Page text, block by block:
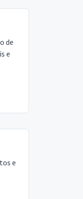
de
e
e